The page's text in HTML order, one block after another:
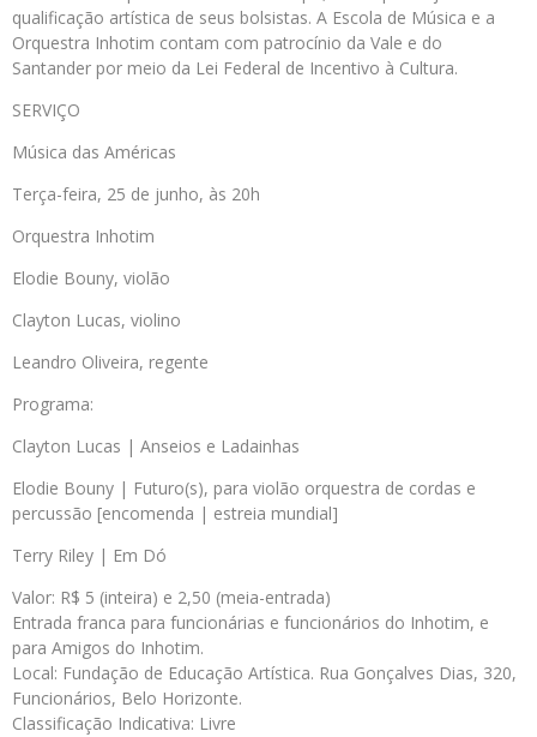
qualificação artística de seus bolsistas. A Escola de Música e a
Orquestra Inhotim contam com patrocínio da Vale e do
Santander por meio da Lei Federal de Incentivo à Cultura.
SERVIÇO
Música das Américas
Terça-feira, 25 de junho, às 20h
Orquestra Inhotim
Elodie Bouny, violão
Clayton Lucas, violino
Leandro Oliveira, regente
Programa:
Clayton Lucas | Anseios e Ladainhas
Elodie Bouny | Futuro(s), para violão orquestra de cordas e
percussão [encomenda | estreia mundial]
Terry Riley | Em Dó
Valor: R$ 5 (inteira) e 2,50 (meia-entrada)
Entrada franca para funcionárias e funcionários do Inhotim, e
para Amigos do Inhotim.
Local: Fundação de Educação Artística. Rua Gonçalves Dias, 320,
Funcionários, Belo Horizonte.
Classificação Indicativa: Livre